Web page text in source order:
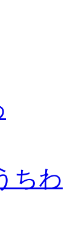
ちわ